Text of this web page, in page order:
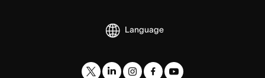
Language